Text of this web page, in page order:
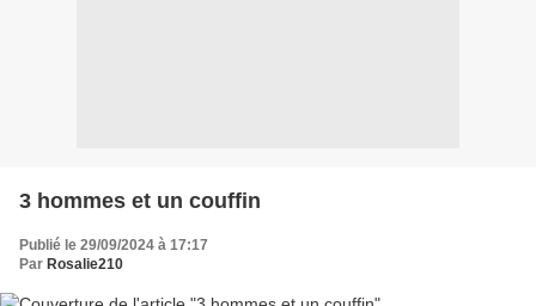
3 hommes et un couffin
Publié le 29/09/2024 à 17:17
Par Rosalie210